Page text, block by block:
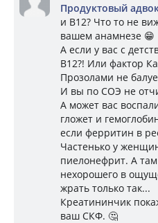
Продуктовый
и В12? Что то не
вашем анамнезе 😁
А если у вас с
В12?! Или фактор
Прозолами не
И вы по СОЭ не
А может вас
гложет и
если ферритин в
Частенько у
пиелонефрит. А
нехорошего в
жрать только так...
Креатининчик
ваш СКФ. 🤔